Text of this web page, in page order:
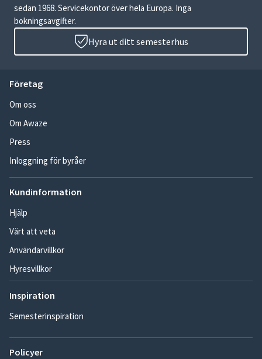
sedan 1968. Servicekontor över hela Europa. Inga
bokningsavgifter.
Hyra ut ditt semesterhus
Företag
Om oss
Om Awaze
Press
Inloggning för byråer
Kundinformation
Hjälp
Värt att veta
Användarvillkor
Hyresvillkor
Inspiration
Semesterinspiration
Policyer